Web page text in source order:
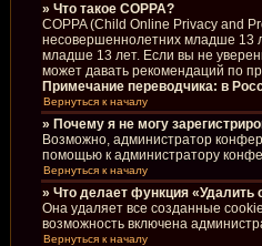
» Что такое COPPA?
COPPA (Child Online Privacy and
несовершеннолетних младше 13
младше 13 лет. Если вы не
может давать рекомендаций по
Примечание переводчика: в
Вернуться к началу
» Почему я не могу
Возможно, администратор
помощью к администратору
Вернуться к началу
» Что делает функция
Она удаляет все созданные
возможность включена
Вернуться к началу